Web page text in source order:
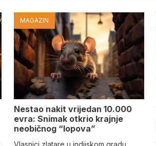
MAGAZIN
Nestao nakit vrijedan 10.000
evra: Snimak otkrio krajnje
neobičnog “lopova”
Vlasnici zlatare u indijskom gradu